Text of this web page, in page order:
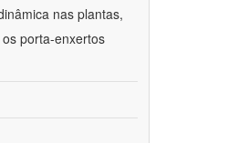
nas plantas,
porta-enxertos